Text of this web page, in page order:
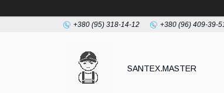
+380 (95) 318-14-12 +380 (96) 409-39-
SANTEX.MASTER